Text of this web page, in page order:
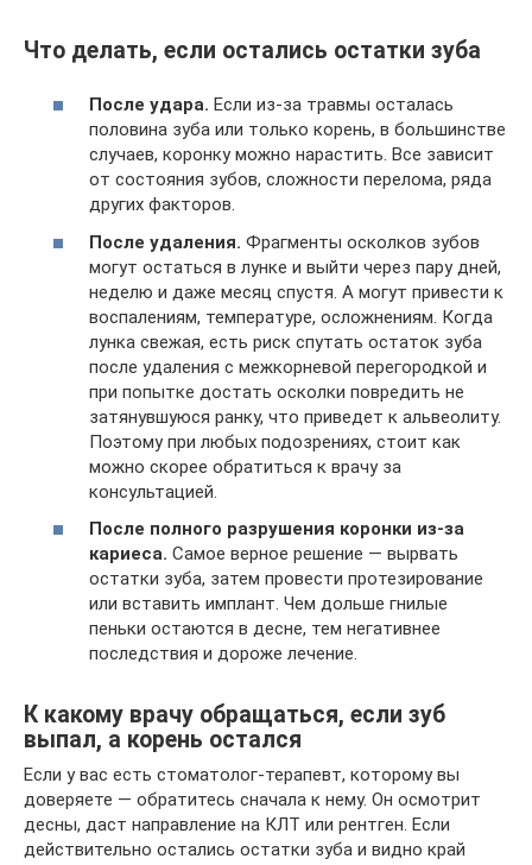
Что делать, если остались остатки зуба
После удара. Если из-за травмы осталась
половина зуба или только корень, в большинстве
случаев, коронку можно нарастить. Все зависит
от состояния зубов, сложности перелома, ряда
других факторов.
После удаления. Фрагменты осколков зубов
могут остаться в лунке и выйти через пару дней,
неделю и даже месяц спустя. А могут привести к
воспалениям, температуре, осложнениям. Когда
лунка свежая, есть риск спутать остаток зуба
после удаления с межкорневой перегородкой и
при попытке достать осколки повредить не
затянувшуюся ранку, что приведет к альвеолиту.
Поэтому при любых подозрениях, стоит как
можно скорее обратиться к врачу за
консультацией.
После полного разрушения коронки из-за
кариеса. Самое верное решение — вырвать
остатки зуба, затем провести протезирование
или вставить имплант. Чем дольше гнилые
пеньки остаются в десне, тем негативнее
последствия и дороже лечение.
К какому врачу обращаться, если зуб
выпал, а корень остался
Если у вас есть стоматолог-терапевт, которому вы
доверяете — обратитесь сначала к нему. Он осмотрит
десны, даст направление на КЛТ или рентген. Если
действительно остались остатки зуба и видно край